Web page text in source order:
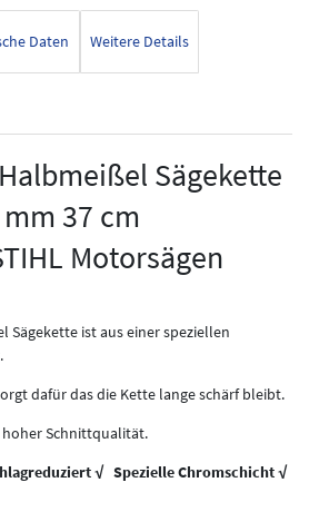
Daten Weitere Details
Halbmeißel Sägekette
37 cm
Motorsägen
Sägekette ist aus einer speziellen
dafür das die Kette lange schärf bleibt.
Schnittqualität.
√ Spezielle Chromschicht √